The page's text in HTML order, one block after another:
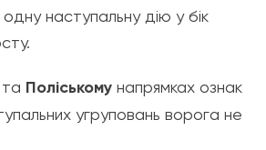
одну наступальну дію у бік
та Поліському напрямках ознак
угруповань ворога не